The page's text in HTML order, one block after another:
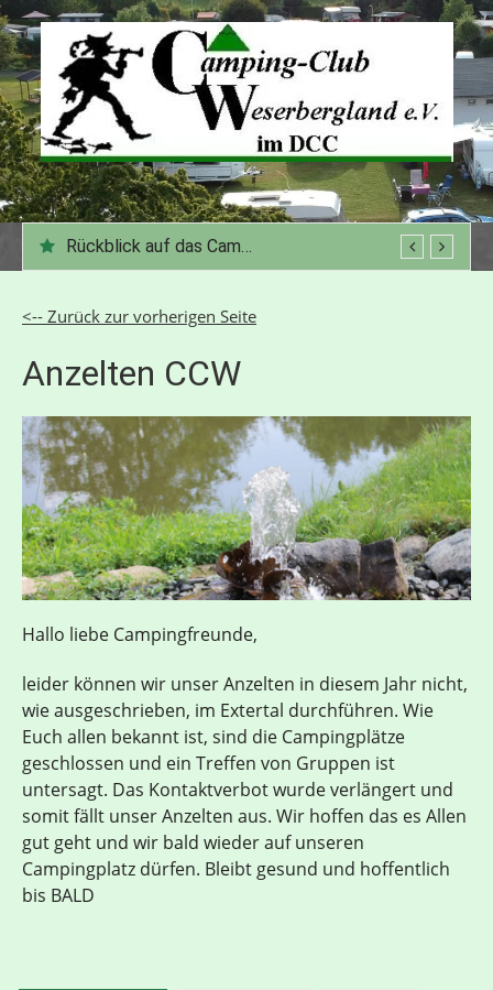
Zum
Inhalt
springen
Rückblick auf das Campingjahr 2025
<-- Zurück zur vorherigen Seite
Anzelten CCW
Hallo liebe Campingfreunde,
leider können wir unser Anzelten in diesem Jahr nicht,
wie ausgeschrieben, im Extertal durchführen. Wie
Euch allen bekannt ist, sind die Campingplätze
geschlossen und ein Treffen von Gruppen ist
untersagt. Das Kontaktverbot wurde verlängert und
somit fällt unser Anzelten aus. Wir hoffen das es Allen
gut geht und wir bald wieder auf unseren
Campingplatz dürfen. Bleibt gesund und hoffentlich
bis BALD